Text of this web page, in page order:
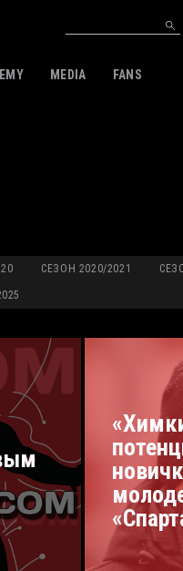
MEDIA FANS
СЕЗОН 2020/2021